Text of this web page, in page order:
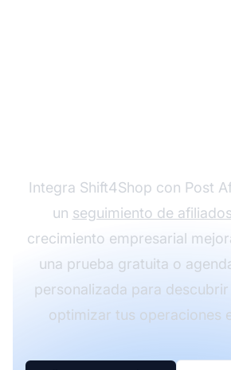
Integra Shift4Shop con Post
un seguimiento de afiliados
crecimiento empresarial
una prueba gratuita o
personalizada para
optimizar tus operaciones